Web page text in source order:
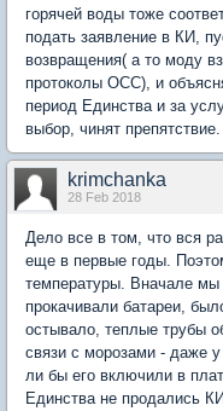
горячей воды тоже
подать заявление в КИ,
возвращения( а то моду
протоколы ОСС), и
период Единства и за
выбор, чинят препятствие.
krimchanka
28 Feb 2018
Дело все в том, что вся
еще в первые годы.
температуры. Вначале мы
прокачивали батареи,
остывало, теплые трубы
связи с морозами - даже
ли бы его включили в
Единства не продались